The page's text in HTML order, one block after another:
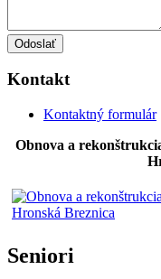
Odoslať
Kontakt
Kontaktný formulár
Obnova a
Seniori